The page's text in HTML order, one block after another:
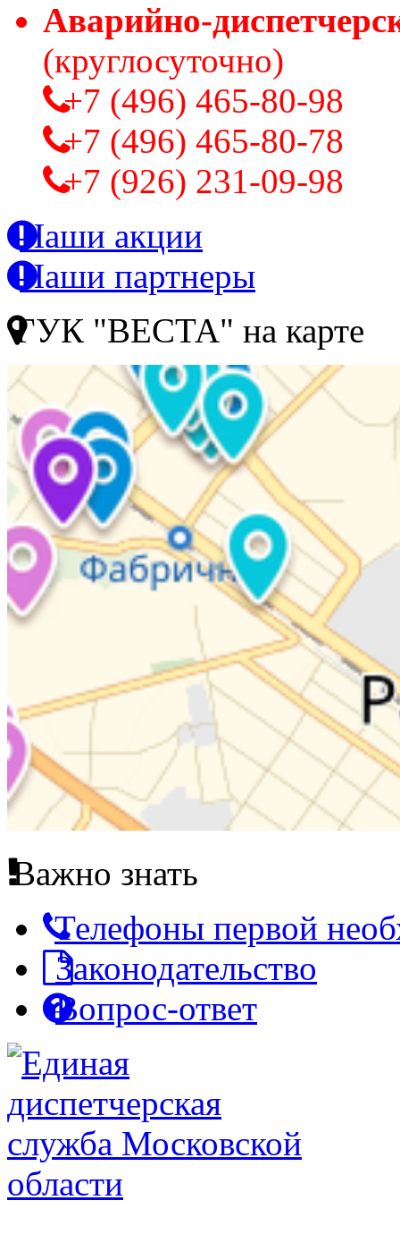
Аварийно-
(круглосуточно)
+7 (496) 465-80-98
+7 (496) 465-80-78
+7 (926) 231-09-98
Наши акции
Наши партнеры
ГУК "ВЕСТА" на карте
Важно знать
Телефоны первой
Законодательство
Вопрос-ответ